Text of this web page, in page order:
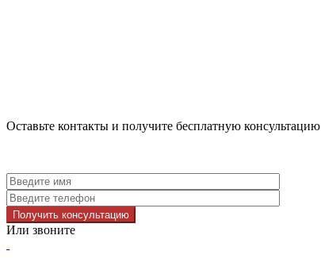
Оставьте контакты и получите бесплатную консультацию
Получить консультацию
Или звоните